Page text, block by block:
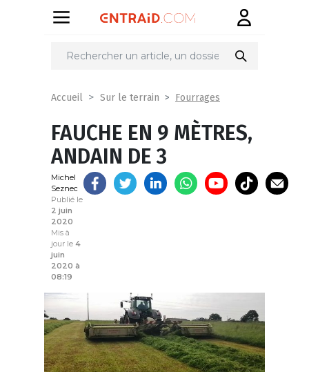
Partager
Accueil Sur le terrain Fourrages
FAUCHE EN 9 MÈTRES,
ANDAIN DE 3
Michel
Seznec
Publié le
2 juin
2020
Mis à
jour le 4
juin
2020 à
08:19